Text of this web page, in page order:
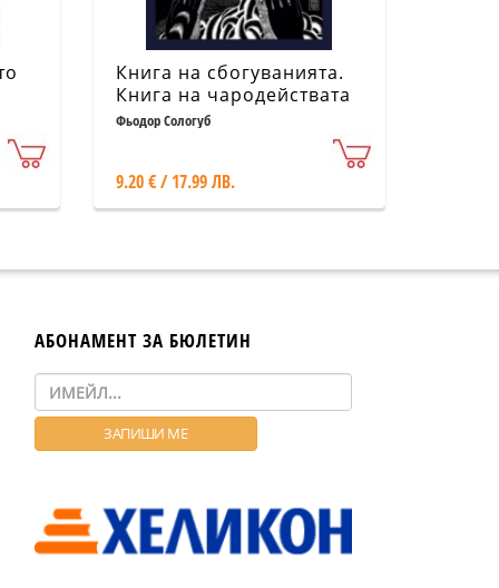
Книга на сбогуванията.
Книга на чародействата
Фьодор Сологуб
9.20 € / 17.99 ЛВ.
АБОНАМЕНТ ЗА БЮЛЕТИН